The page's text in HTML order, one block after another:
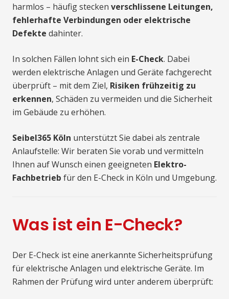
harmlos – häufig stecken verschlissene Leitungen,
fehlerhafte Verbindungen oder elektrische
Defekte dahinter.
In solchen Fällen lohnt sich ein E-Check. Dabei
werden elektrische Anlagen und Geräte fachgerecht
überprüft – mit dem Ziel, Risiken frühzeitig zu
erkennen, Schäden zu vermeiden und die Sicherheit
im Gebäude zu erhöhen.
Seibel365 Köln unterstützt Sie dabei als zentrale
Anlaufstelle: Wir beraten Sie vorab und vermitteln
Ihnen auf Wunsch einen geeigneten Elektro-
Fachbetrieb für den E-Check in Köln und Umgebung.
Was ist ein E-Check?
Der E-Check ist eine anerkannte Sicherheitsprüfung
für elektrische Anlagen und elektrische Geräte. Im
Rahmen der Prüfung wird unter anderem überprüft: